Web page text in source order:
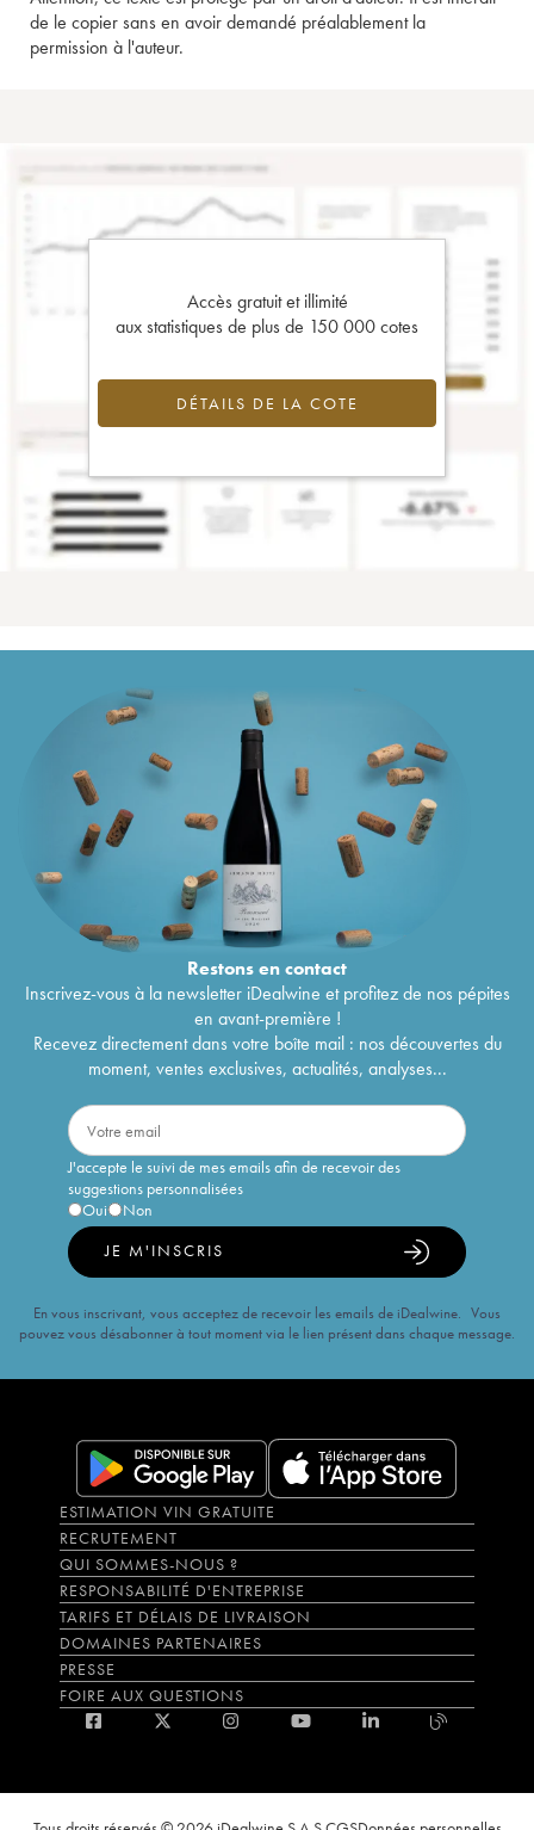
de le copier sans en avoir demandé préalablement la
permission à l'auteur.
Accès gratuit et illimité
aux statistiques de plus de 150 000 cotes
DÉTAILS DE LA COTE
Restons encontact
Inscrivez-vous à la newsletter iDealwine et profitez de nos pépites
en avant-première !
Recevez directement dans votre boîte mail : nos découvertes du
moment, ventes exclusives, actualités, analyses...
J'accepte le suivi de mes emails afin de recevoir des
suggestions personnalisées
Oui
Non
JE M'INSCRIS
En vous inscrivant, vous acceptez de recevoir les emails de iDealwine. Vous
pouvez vous désabonner à tout moment via le lien présent dans chaque message.
ESTIMATION VIN GRATUITE
RECRUTEMENT
QUI SOMMES-NOUS ?
RESPONSABILITÉ D'ENTREPRISE
TARIFS ET DÉLAIS DE LIVRAISON
DOMAINES PARTENAIRES
PRESSE
FOIRE AUX QUESTIONS